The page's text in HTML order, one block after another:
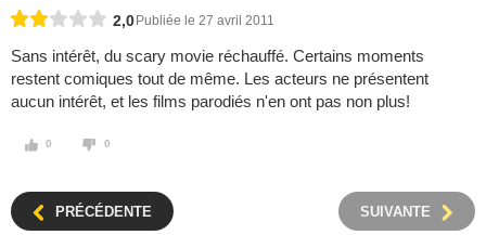
2,0 Publiée le 27 avril 2011
Sans intérêt, du scary movie réchauffé. Certains moments
restent comiques tout de même. Les acteurs ne présentent
aucun intérêt, et les films parodiés n'en ont pas non plus!
0 0
PRÉCÉDENTE SUIVANTE